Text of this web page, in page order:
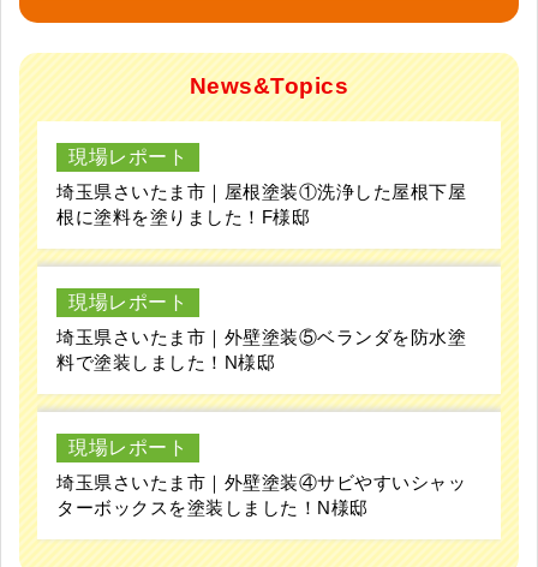
News&Topics
現場レポート
埼玉県さいたま市｜屋根塗装①洗浄した屋根下屋
根に塗料を塗りました！F様邸
現場レポート
埼玉県さいたま市｜外壁塗装⑤ベランダを防水塗
料で塗装しました！N様邸
現場レポート
埼玉県さいたま市｜外壁塗装④サビやすいシャッ
ターボックスを塗装しました！N様邸